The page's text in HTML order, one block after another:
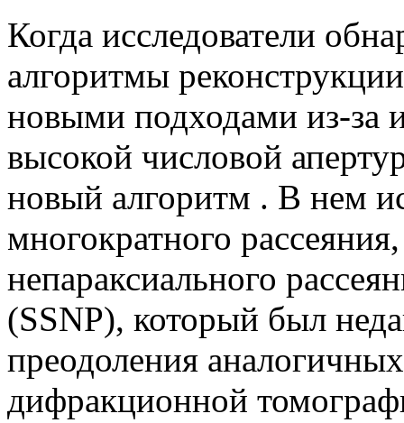
Когда исследователи
алгоритмы
новыми подходами из-за
высокой числовой
новый алгоритм . В нем
многократного
непараксиального
(SSNP), который был
преодоления
дифракционной